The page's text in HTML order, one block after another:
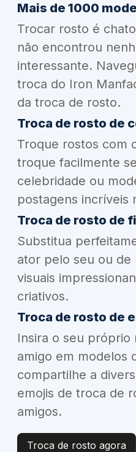
Mais de 1000
Trocar rosto é
não encontrou
interessante.
troca do Iron
da troca de rosto.
Troca de rosto de
Troque rostos com
troque facilmente
celebridade ou
postagens incríveis
Troca de rosto de
Substitua
ator pelo seu ou
visuais
criativos.
Troca de rosto de
Insira o seu próprio
amigo em modelos
compartilhe a
emojis de troca de
amigos.
Troca de rosto agora